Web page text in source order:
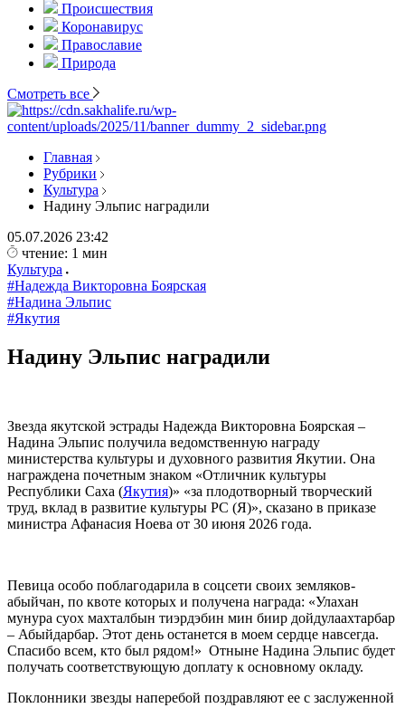
Происшествия
Коронавирус
Православие
Природа
Смотреть все
Главная
Рубрики
Культура
Надину Эльпис наградили
05.07.2026 23:42
чтение: 1 мин
Культура
#Надежда Викторовна Боярская
#Надина Эльпис
#Якутия
Надину Эльпис наградили
Звезда якутской эстрады Надежда Викторовна Боярская –
Надина Эльпис получила ведомственную награду
министерства культуры и духовного развития Якутии. Она
награждена почетным знаком «Отличник культуры
Республики Саха (Якутия)» «за плодотворный творческий
труд, вклад в развитие культуры РС (Я)», сказано в приказе
министра Афанасия Ноева от 30 июня 2026 года.
Певица особо поблагодарила в соцсети своих земляков-
абыйчан, по квоте которых и получена награда: «Улахан
мунура суох махталбын тиэрдэбин мин биир дойдулаахтарбар
– Абыйдарбар. Этот день останется в моем сердце навсегда.
Спасибо всем, кто был рядом!» Отныне Надина Эльпис будет
получать соответствующую доплату к основному окладу.
Поклонники звезды наперебой поздравляют ее с заслуженной